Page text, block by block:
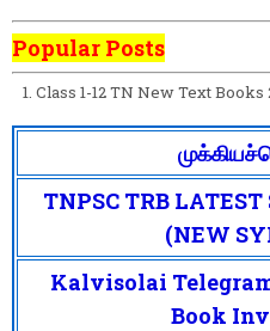
Popular Posts
Class 1-12 TN New Text Books
TNPSC TRB
(NEW
Kalvisolai
Book